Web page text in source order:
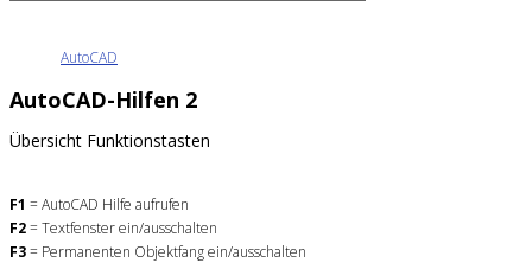
AutoCAD
AutoCAD-Hilfen 2
Übersicht Funktionstasten
F1 = AutoCAD Hilfe aufrufen
F2= Textfenster ein/ausschalten
F3= Permanenten Objektfang ein/ausschalten